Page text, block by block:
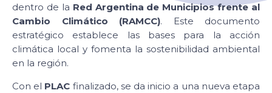
dentro de la Red Argentina de Municipios frente al
Cambio Climático (RAMCC). Este documento
estratégico establece las bases para la acción
climática local y fomenta la sostenibilidad ambiental
en la región.
Con el PLAC finalizado, se da inicio a una nueva etapa